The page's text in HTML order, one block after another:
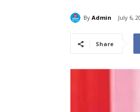
By Admin July 6,
Share